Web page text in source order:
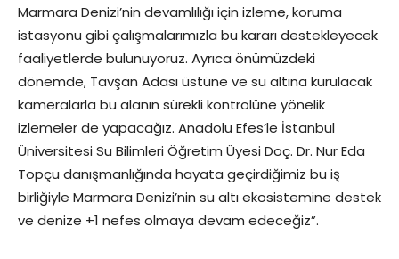
Marmara Denizi’nin devamlılığı için izleme, koruma
istasyonu gibi çalışmalarımızla bu kararı destekleyecek
faaliyetlerde bulunuyoruz. Ayrıca önümüzdeki
dönemde, Tavşan Adası üstüne ve su altına kurulacak
kameralarla bu alanın sürekli kontrolüne yönelik
izlemeler de yapacağız. Anadolu Efes’le İstanbul
Üniversitesi Su Bilimleri Öğretim Üyesi Doç. Dr. Nur Eda
Topçu danışmanlığında hayata geçirdiğimiz bu iş
birliğiyle Marmara Denizi’nin su altı ekosistemine destek
ve denize +1 nefes olmaya devam edeceğiz”.